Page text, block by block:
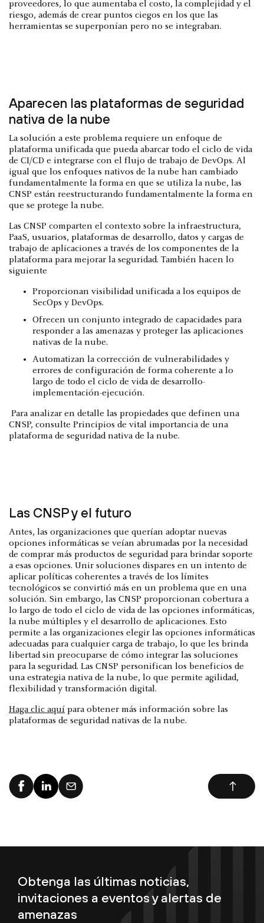
proveedores, lo que aumentaba el costo, la complejidad y el
riesgo, además de crear puntos ciegos en los que las
herramientas se superponían pero no se integraban.
Aparecen las plataformas de seguridad
nativa de la nube
La solución a este problema requiere un enfoque de
plataforma unificada que pueda abarcar todo el ciclo de vida
de CI/CD e integrarse con el flujo de trabajo de DevOps. Al
igual que los enfoques nativos de la nube han cambiado
fundamentalmente la forma en que se utiliza la nube, las
CNSP están reestructurando fundamentalmente la forma en
que se protege la nube.
Las CNSP comparten el contexto sobre la infraestructura,
PaaS, usuarios, plataformas de desarrollo, datos y cargas de
trabajo de aplicaciones a través de los componentes de la
plataforma para mejorar la seguridad. También hacen lo
siguiente
Proporcionan visibilidad unificada a los equipos de
SecOps y DevOps.
Ofrecen un conjunto integrado de capacidades para
responder a las amenazas y proteger las aplicaciones
nativas de la nube.
Automatizan la corrección de vulnerabilidades y
errores de configuración de forma coherente a lo
largo de todo el ciclo de vida de desarrollo-
implementación-ejecución.
Para analizar en detalle las propiedades que definen una
CNSP, consulte Principios de vital importancia de una
plataforma de seguridad nativa de la nube.
Las CNSP y el futuro
Antes, las organizaciones que querían adoptar nuevas
opciones informáticas se veían abrumadas por la necesidad
de comprar más productos de seguridad para brindar soporte
a esas opciones. Unir soluciones dispares en un intento de
aplicar políticas coherentes a través de los límites
tecnológicos se convirtió más en un problema que en una
solución. Sin embargo, las CNSP proporcionan cobertura a
lo largo de todo el ciclo de vida de las opciones informáticas,
la nube múltiples y el desarrollo de aplicaciones. Esto
permite a las organizaciones elegir las opciones informáticas
adecuadas para cualquier carga de trabajo, lo que les brinda
libertad sin preocuparse de cómo integrar las soluciones
para la seguridad. Las CNSP personifican los beneficios de
una estrategia nativa de la nube, lo que permite agilidad,
flexibilidad y transformación digital.
Haga clic aquí para obtener más información sobre las
plataformas de seguridad nativas de la nube.
Obtenga las últimas noticias,
invitaciones a eventos y alertas de
amenazas